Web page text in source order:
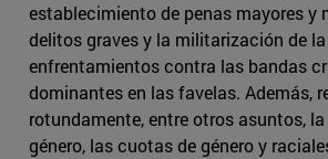
establecimiento de penas mayores y
delitos graves y la militarización de
enfrentamientos contra las bandas
dominantes en las favelas. Además,
rotundamente, entre otros asuntos,
género, las cuotas de género y